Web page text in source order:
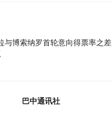
与博索纳罗首轮意向得票率之差
巴中通讯社